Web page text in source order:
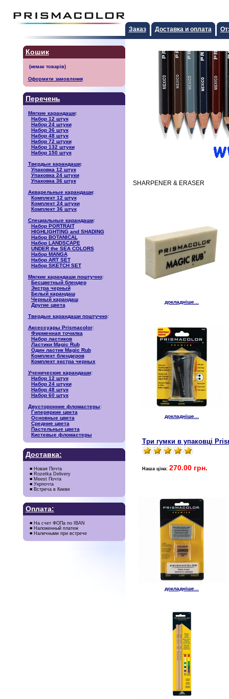
Заказ Доставка и оплата
Кошик
Оформити замовлення
Перечень
Мягкие карандаши:
Набор 12 штук
Набор 24 штуки
Набор 36 штук
Набор 48 штук
Набор 72 штуки
Набор 132 штуки
Набор 150 штук
Твердые карандаши:
Упаковка 12 штук
Упаковка 24 штуки
Упаковка 36 штук
Акварельные карандаши:
Комплект 12 штук
Комплект 24 штуки
Комплект 36 штук
Специальные карандаши:
Набор PORTRAIT
HIGHLIGHTING and SHADING
Набор BOTANICAL
Набор LANDSCAPE
UNDER the SEA COLORS
Набор MANGA
Набор ART SET
Набор SKETCH SET
Мягкие карандаши поштучно:
Бесцветный блендер
Экстра черный
Белый карандаш
Черный карандаш
Другие цвета
Твердые карандаши поштучно:
Аксессуары Prismacolor:
Фирменная точилка
Набор ластиков
Ластики Magic Rub
Один ластик Magic Rub
Комплект блендеров
Комплект экстра черных
Ученические карандаши:
Набор 12 штук
Набор 24 штуки
Набор 48 штук
Набор 60 штук
Двусторонние фломастеры:
Гиперяркие цвета
Основные цвета
Средние цвета
Пастельные цвета
Кистевые фломастеры
Доставка:
■ Новая Почта
■ Rozetka Delivery
■ Meest Почта
■ Укрпочта
■ Встреча в Киеве
Оплата:
■ На счет ФОПа по IBAN
■ Наложенный платеж
■ Наличными при встрече
SHARPENER & ERASER
докладніше...
докладніше...
Три гумки в упаковці
Наша ціна: 270.00 грн.
докладніше...